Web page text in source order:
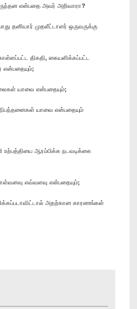
என்பதை அவர் அறிவாரா?
தனியார் முதலீட்டாளர் ஒருவருக்கு
திகதி, கையளிக்கப்பட்ட
என்பதையும்;
யாவை என்பதையும்;
யாவை என்பதையும்
உற்பத்தியை ஆரம்பிக்க நடவடிக்கை
எவ்வளவு என்பதையும்;
அதற்கான காரணங்கள்